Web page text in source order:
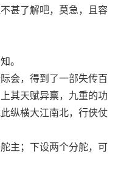
甚了解吧，莫急，且容
。
会，得到了一部失传百
其天赋异禀，九重的功
纵横大江南北，行侠仗
主；下设两个分舵，可